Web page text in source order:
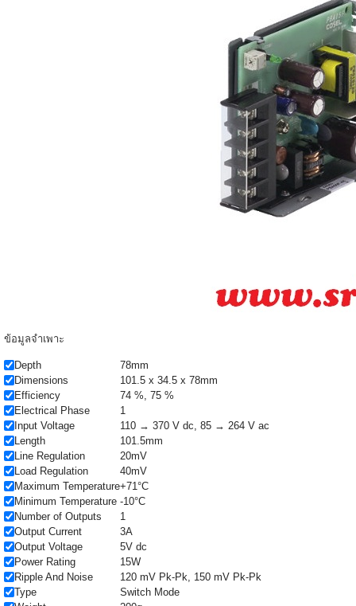
ข้อมูลจำเพาะ
Depth
78mm
Dimensions
101.5 x 34.5 x 78mm
Efficiency
74 %, 75 %
Electrical Phase
1
Input Voltage
110 → 370 V dc, 85 → 264 V ac
Length
101.5mm
Line Regulation
20mV
Load Regulation
40mV
Maximum Temperature+71°C
Minimum Temperature -10°C
Number of Outputs
1
Output Current
3A
Output Voltage
5V dc
Power Rating
15W
Ripple And Noise
120 mV Pk-Pk, 150 mV Pk-Pk
Type
Switch Mode